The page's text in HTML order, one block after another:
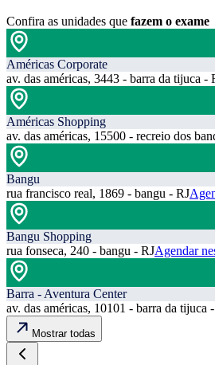
Confira as unidades que fazem o exame
Américas Corporate
av. das américas, 3443 - barra da tijuca -
Américas Shopping
av. das américas, 15500 - recreio dos
Bangu
rua francisco real, 1869 - bangu - RJ
Bangu Shopping
rua fonseca, 240 - bangu - RJAgendar
Barra - Aventura Center
av. das américas, 10101 - barra da tijuca
Mostrar todas